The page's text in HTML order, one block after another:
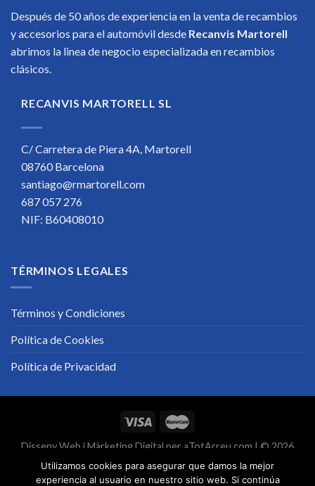
Después de 50 años de experiencia en la venta de recambios
y accesorios para el automóvil desde Recanvis Martorell
abrimos la linea de negocio especializada en recambios
clásicos.
RECANVIS MARTORELL SL
C/ Carretera de Piera 4A, Martorell
08760 Barcelona
santiago@rmartorell.com
687 057 276
NIF: B60408010
TÉRMINOS LEGALES
Términos y Condiciones
Política de Cookies
Política de Privacidad
Disseny Web iMàrketing Digital per aTotArreu.com | © 2026
Utilizamos cookies para asegurar que damos la mejor
experiencia al usuario en nuestro sitio web. Si continúa